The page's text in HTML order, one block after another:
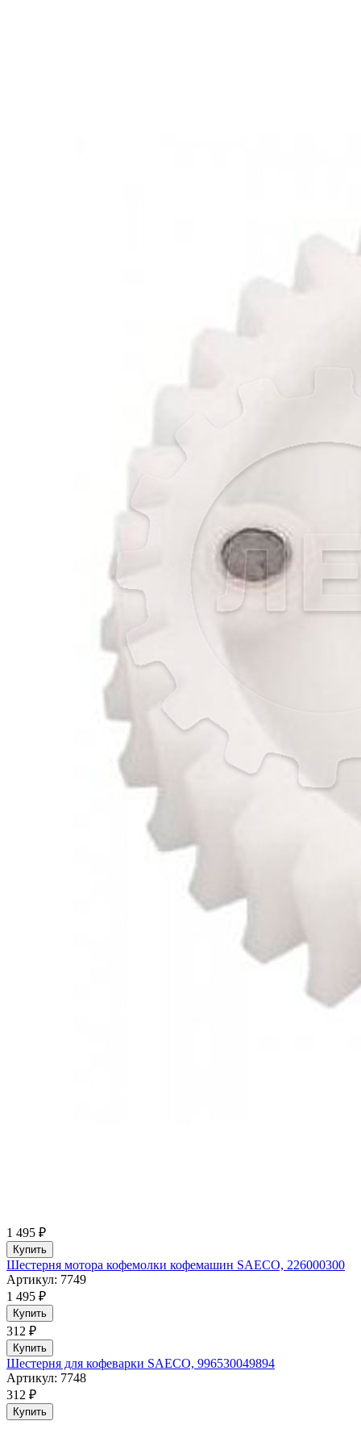
1 495 ₽
Купить
Шестерня мотора кофемолки кофемашин SAECO, 226000300
Артикул: 7749
1 495 ₽
Купить
312 ₽
Купить
Шестерня для кофеварки SAECO, 996530049894
Артикул: 7748
312 ₽
Купить